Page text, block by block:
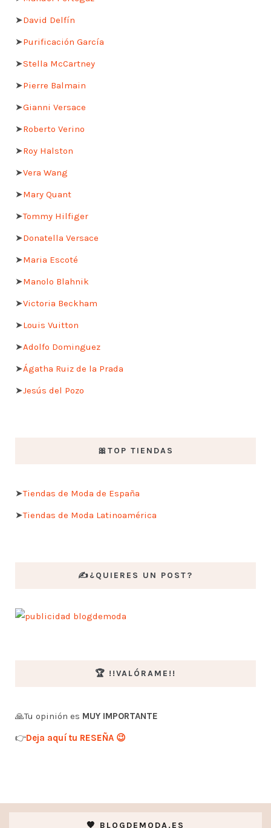
➤David Delfín
➤Purificación García
➤Stella McCartney
➤Pierre Balmain
➤Gianni Versace
➤Roberto Verino
➤Roy Halston
➤Vera Wang
➤Mary Quant
➤Tommy Hilfiger
➤Donatella Versace
➤Maria Escoté
➤Manolo Blahnik
➤Victoria Beckham
➤Louis Vuitton
➤Adolfo Dominguez
➤Ágatha Ruiz de la Prada
➤Jesús del Pozo
🎀TOP TIENDAS
➤Tiendas de Moda de España
➤Tiendas de Moda Latinoamérica
✍️¿QUIERES UN POST?
🏆 !!VALÓRAME!!
🙏Tu opinión es MUY IMPORTANTE
👉Deja aquí tu RESEÑA 😉
🧡 BLOGDEMODA.ES